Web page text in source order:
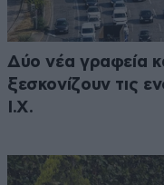
Δύο νέα γραφεία
ξεσκονίζουν τις
Ι.Χ.